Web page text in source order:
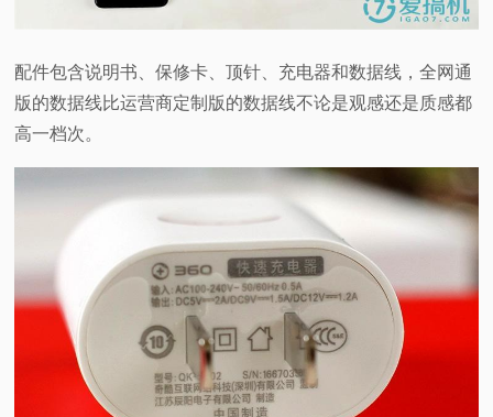
配件包含说明书、保修卡、顶针、充电器和数据线，全网通
版的数据线比运营商定制版的数据线不论是观感还是质感都
高一档次。